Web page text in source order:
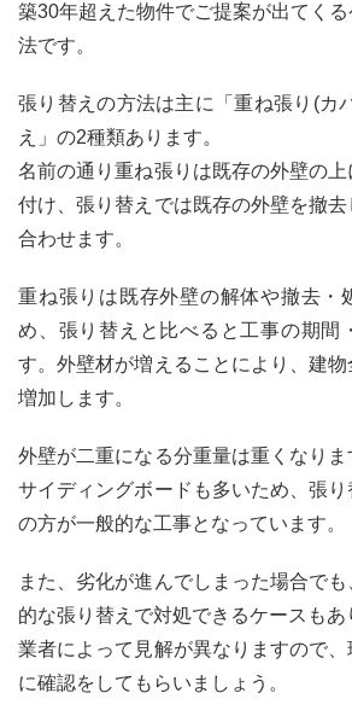
築30年超えた物件でご提案が出てく
法です。
張り替えの方法は主に「重ね張り(カ
え」の2種類あります。
名前の通り重ね張りは既存の外壁の上
付け、張り替えでは既存の外壁を撤去
合わせます。
重ね張りは既存外壁の解体や撤去・
め、張り替えと比べると工事の期間
す。外壁材が増えることにより、建
増加します。
外壁が二重になる分重量は重くなり
サイディングボードも多いため、張り
の方が一般的な工事となっています。
また、劣化が進んでしまった場合で
的な張り替えで対処できるケースもあ
業者によって見解が異なりますので
に確認をしてもらいましょう。